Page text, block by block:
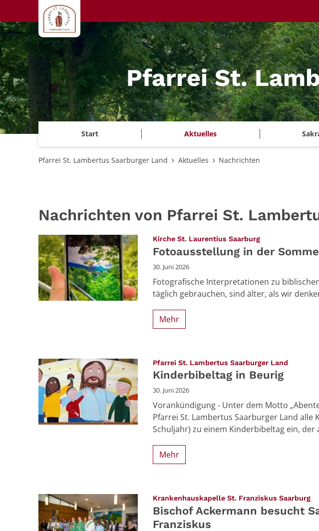
Zum Inhalt springen
Pfarrei St.
Start Aktuelles
Pfarrei St. Lambertus Saarburger Land Aktuelles Nachrichten
Nachrichten von Pfarrei St.
Kirche St. Laurentius Saarburg:
Fotoausstellung in der
30. Juni 2026
Fotografische Interpretationen zu
täglich gebrauchen, sind älter, als wir
Mehr
Pfarrei St. Lambertus Saarburger Land:
Kinderbibeltag in Beurig
30. Juni 2026
Vorankündigung - Unter dem Motto
Pfarrei St. Lambertus Saarburger Land alle
Schuljahr) zu einem Kinderbibeltag ein, der
Mehr
Krankenhauskapelle St. Franziskus Saarburg:
Bischof Ackermann besucht
Franziskus